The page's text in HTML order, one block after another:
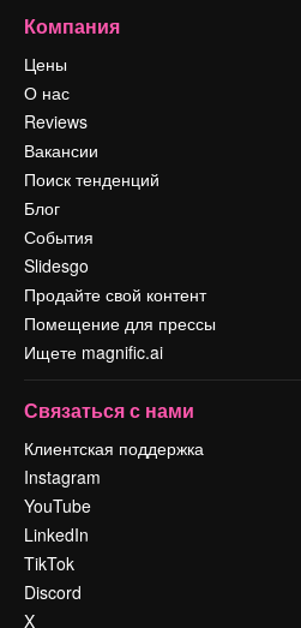
Компания
Цены
О нас
Reviews
Вакансии
Поиск тенденций
Блог
События
Slidesgo
Продайте свой контент
Помещение для прессы
Ищете magnific.ai
Связаться с нами
Клиентская поддержка
Instagram
YouTube
LinkedIn
TikTok
Discord
X